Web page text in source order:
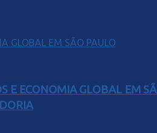
E ECONOMIA GLOBAL EM